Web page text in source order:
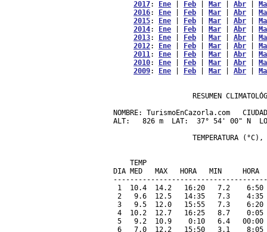
2017: Ene Feb Mar Abr
2016: Ene Feb Mar Abr
2015: Ene Feb Mar Abr
2014: Ene Feb Mar Abr
2013: Ene Feb Mar Abr
2012: Ene Feb Mar Abr
2011: Ene Feb Mar Abr
2010: Ene Feb Mar Abr
2009: Ene Feb Mar Abr
RESUMEN
NOMBRE: TurismoEnCazorla.com
ALT:   826 m  LAT:  37° 54' 00" N
TEMPERATURA
TEMP
DIA MED   MAX   HORA   MIN
1  10.4  14.2   16:20   7.2
2   9.6  12.5   14:35   7.3    4:35
3   9.5  12.0   15:55   7.3    6:20
4  10.2  12.7   16:25   8.7
5   9.2  10.9    0:10   6.4
6   7.0  12.2   15:50   3.1